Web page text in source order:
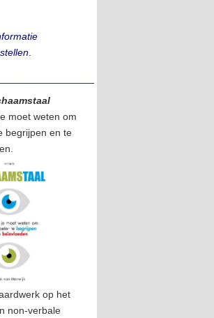
.
moet weten om
begrijpen en te
op het
non-verbale